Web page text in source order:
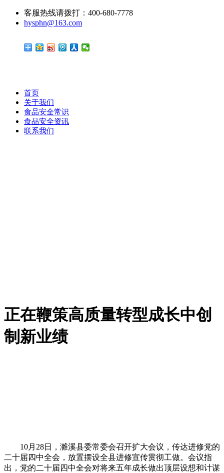
客服热线请拨打：400-680-7778
hysphn@163.com
首页
关于我们
食品安全常识
食品安全资讯
联系我们
正在鞭策高质量转型成长中创
制新业绩
10月28日，濉溪县委常委会召开扩大会议，传达进修党的
二十届四中全会，放置摆设全县进修宣传贯彻工做。会议指
出，党的二十届四中全会对将来五年成长做出顶层设想和计谋